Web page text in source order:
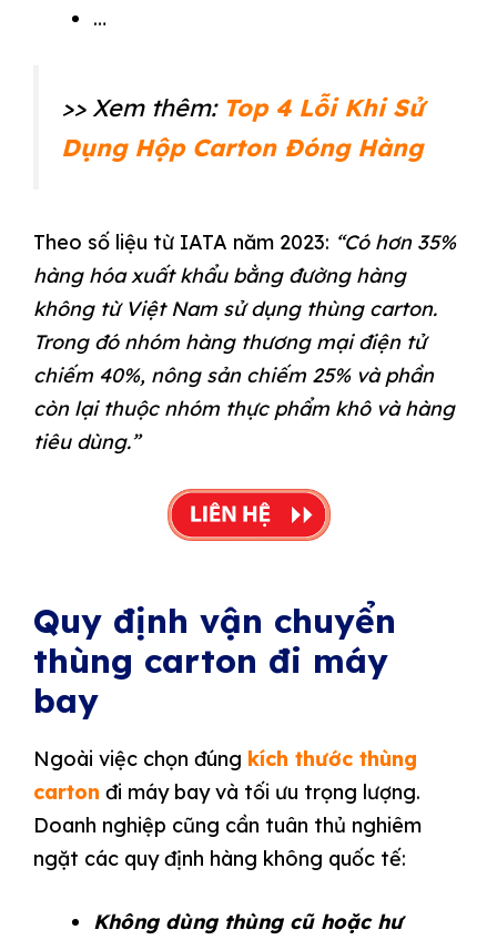
…
>> Xem thêm: Top 4 Lỗi Khi Sử
Dụng Hộp Carton Đóng Hàng
Theo số liệu từ IATA năm 2023: “Có hơn 35%
hàng hóa xuất khẩu bằng đường hàng
không từ Việt Nam sử dụng thùng carton.
Trong đó nhóm hàng thương mại điện tử
chiếm 40%, nông sản chiếm 25% và phần
còn lại thuộc nhóm thực phẩm khô và hàng
tiêu dùng.”
Quy định vận chuyển
thùng carton đi máy
bay
Ngoài việc chọn đúng kích thước thùng
carton đi máy bay và tối ưu trọng lượng.
Doanh nghiệp cũng cần tuân thủ nghiêm
ngặt các quy định hàng không quốc tế:
Không dùng thùng cũ hoặc hư